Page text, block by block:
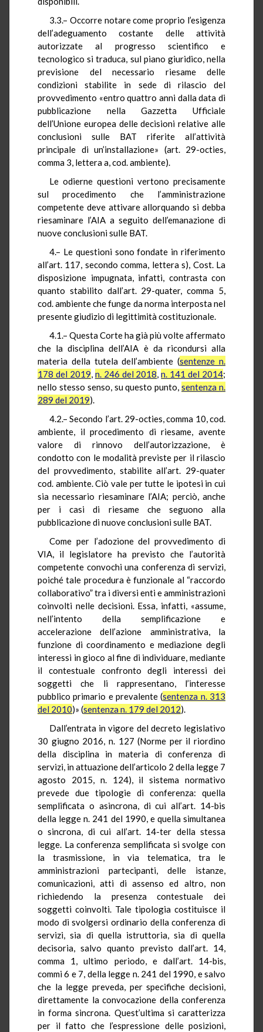
3.3.– Occorre notare come proprio l’esigenza
dell’adeguamento costante delle attività
autorizzate al progresso scientifico e
tecnologico si traduca, sul piano giuridico, nella
previsione del necessario riesame delle
condizioni stabilite in sede di rilascio del
provvedimento «entro quattro anni dalla data di
pubblicazione nella Gazzetta Ufficiale
dell’Unione europea delle decisioni relative alle
conclusioni sulle BAT riferite all’attività
principale di un’installazione» (art. 29-octies,
comma 3, lettera a, cod. ambiente).
Le odierne questioni vertono precisamente
sul procedimento che l’amministrazione
competente deve attivare allorquando si debba
riesaminare l’AIA a seguito dell’emanazione di
nuove conclusioni sulle BAT.
4.– Le questioni sono fondate in riferimento
all’art. 117, secondo comma, lettera s), Cost. La
disposizione impugnata, infatti, contrasta con
quanto stabilito dall’art. 29-quater, comma 5,
cod. ambiente che funge da norma interposta nel
presente giudizio di legittimità costituzionale.
4.1.– Questa Corte ha già più volte affermato
che la disciplina dell’AIA è da ricondursi alla
materia della tutela dell’ambiente (sentenze n.
178 del 2019, n. 246 del 2018,n. 141 del 2014;
nello stesso senso, su questo punto,sentenza n.
289 del 2019).
4.2.– Secondo l’art. 29-octies, comma 10, cod.
ambiente, il procedimento di riesame, avente
valore di rinnovo dell’autorizzazione, è
condotto con le modalità previste per il rilascio
del provvedimento, stabilite all’art. 29-quater
cod. ambiente. Ciò vale per tutte le ipotesi in cui
sia necessario riesaminare l’AIA; perciò, anche
per i casi di riesame che seguono alla
pubblicazione di nuove conclusioni sulle BAT.
Come per l’adozione del provvedimento di
VIA, il legislatore ha previsto che l’autorità
competente convochi una conferenza di servizi,
poiché tale procedura è funzionale al “raccordo
collaborativo” tra i diversi enti e amministrazioni
coinvolti nelle decisioni. Essa, infatti, «assume,
nell’intento della semplificazione e
accelerazione dell’azione amministrativa, la
funzione di coordinamento e mediazione degli
interessi in gioco al fine di individuare, mediante
il contestuale confronto degli interessi dei
soggetti che li rappresentano, l’interesse
pubblico primario e prevalente (sentenza n. 313
del 2010)» (sentenza n. 179 del 2012).
Dall’entrata in vigore del decreto legislativo
30 giugno 2016, n. 127 (Norme per il riordino
della disciplina in materia di conferenza di
servizi, in attuazione dell’articolo 2 della legge 7
agosto 2015, n. 124), il sistema normativo
prevede due tipologie di conferenza: quella
semplificata o asincrona, di cui all’art. 14-bis
della legge n. 241 del 1990, e quella simultanea
o sincrona, di cui all’art. 14-ter della stessa
legge. La conferenza semplificata si svolge con
la trasmissione, in via telematica, tra le
amministrazioni partecipanti, delle istanze,
comunicazioni, atti di assenso ed altro, non
richiedendo la presenza contestuale dei
soggetti coinvolti. Tale tipologia costituisce il
modo di svolgersi ordinario della conferenza di
servizi, sia di quella istruttoria, sia di quella
decisoria, salvo quanto previsto dall’art. 14,
comma 1, ultimo periodo, e dall’art. 14-bis,
commi 6 e 7, della legge n. 241 del 1990, e salvo
che la legge preveda, per specifiche decisioni,
direttamente la convocazione della conferenza
in forma sincrona. Quest’ultima si caratterizza
per il fatto che l’espressione delle posizioni,